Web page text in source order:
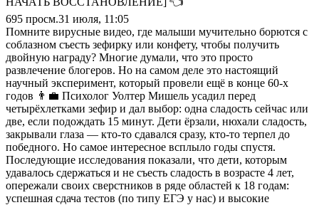
695 просм.31 июля, 11:05
Помните вирусные видео, где малыши мучительно борются с
соблазном съесть зефирку или конфету, чтобы получить
двойную награду? Многие думали, что это просто
развлечение блогеров. Но на самом деле это настоящий
научный эксперимент, который провели ещё в конце 60-х
годов 👨‍💼 Психолог Уолтер Мишель усадил перед
четырёхлетками зефир и дал выбор: одна сладость сейчас или
две, если подождать 15 минут. Дети ёрзали, нюхали сладость,
закрывали глаза — кто-то сдавался сразу, кто-то терпел до
победного. Но самое интересное всплыло годы спустя.
Последующие исследования показали, что дети, которым
удавалось сдержаться и не съесть сладость в возрасте 4 лет,
опережали своих сверстников в ряде областей к 18 годам:
успешная сдача тестов (по типу ЕГЭ у нас) и высокие